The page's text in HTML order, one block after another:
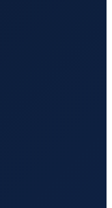
Heliport?